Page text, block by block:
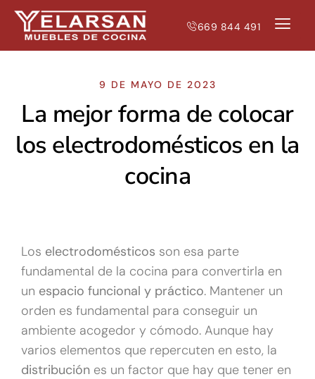
669 844 491
9 DE MAYO DE 2023
La mejor forma de colocar
los electrodomésticos en la
cocina
Los electrodomésticos son esa parte
fundamental de la cocina para convertirla en
un espacio funcional y práctico. Mantener un
orden es fundamental para conseguir un
ambiente acogedor y cómodo. Aunque hay
varios elementos que repercuten en esto, la
distribución es un factor que hay que tener en